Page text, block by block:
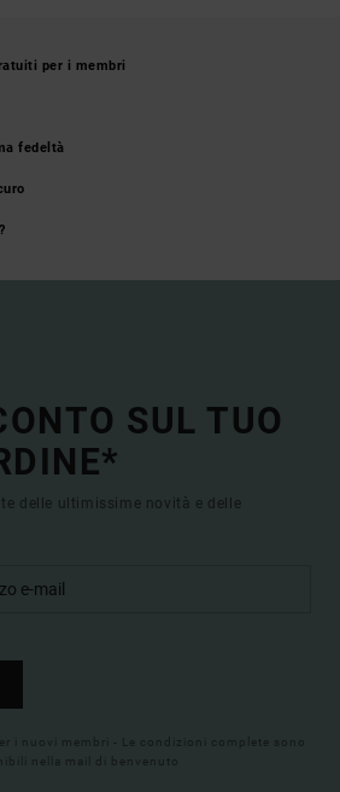
per i membri
fedeltà
SUL TUO
delle ultimissime novità e delle
i nuovi membri - Le condizioni complete sono
nella mail di benvenuto